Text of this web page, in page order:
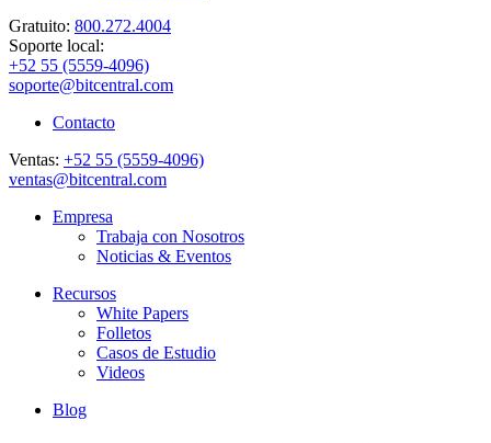
Gratuito: 800.272.4004
Soporte local:
+52 55 (5559-4096)
soporte@bitcentral.com
Contacto
Ventas: +52 55 (5559-4096)
ventas@bitcentral.com
Empresa
Trabaja con Nosotros
Noticias & Eventos
Recursos
White Papers
Folletos
Casos de Estudio
Videos
Blog